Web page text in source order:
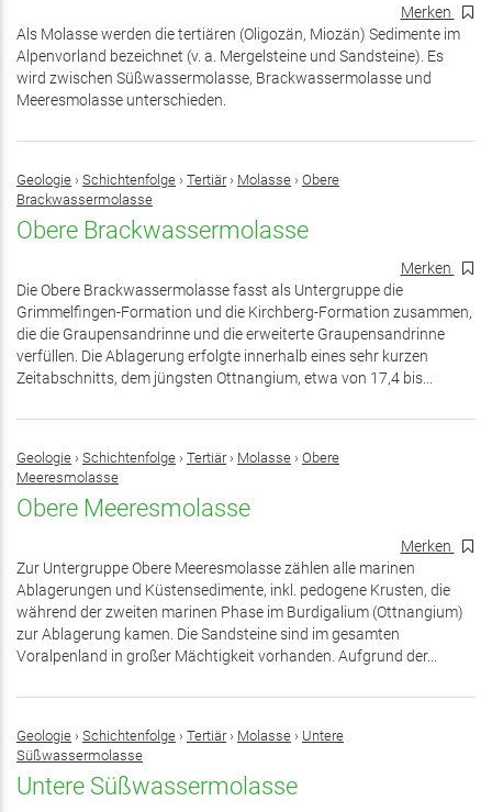
Merken
Als Molasse werden die tertiären (Oligozän, Miozän) Sedimente im
Alpenvorland bezeichnet (v. a. Mergelsteine und Sandsteine). Es
wird zwischen Süßwassermolasse, Brackwassermolasse und
Meeresmolasse unterschieden.
Geologie › Schichtenfolge › Tertiär› Molasse › Obere
Brackwassermolasse
Obere Brackwassermolasse
Merken
Die Obere Brackwassermolasse fasst als Untergruppe die
Grimmelfingen-Formation und die Kirchberg-Formation zusammen,
die die Graupensandrinne und die erweiterte Graupensandrinne
verfüllen. Die Ablagerung erfolgte innerhalb eines sehr kurzen
Zeitabschnitts, dem jüngsten Ottnangium, etwa von 17,4 bis...
Geologie › Schichtenfolge › Tertiär› Molasse › Obere
Meeresmolasse
Obere Meeresmolasse
Merken
Zur Untergruppe Obere Meeresmolasse zählen alle marinen
Ablagerungen und Küstensedimente, inkl. pedogene Krusten, die
während der zweiten marinen Phase im Burdigalium (Ottnangium)
zur Ablagerung kamen. Die Sandsteine sind im gesamten
Voralpenland in großer Mächtigkeit vorhanden. Aufgrund der...
Geologie › Schichtenfolge › Tertiär› Molasse › Untere
Süßwassermolasse
Untere Süßwassermolasse